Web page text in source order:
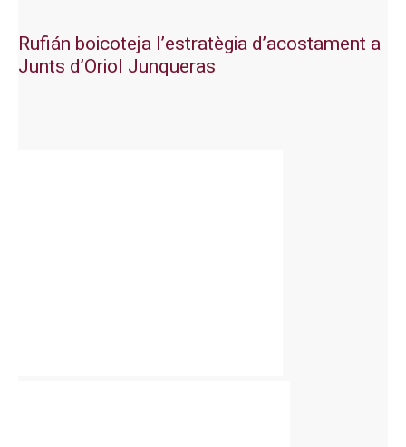
Rufián boicoteja l’estratègia d’acostament a
Junts d’Oriol Junqueras